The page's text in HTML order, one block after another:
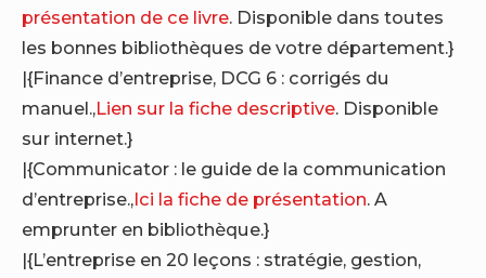
présentation de ce livre. Disponible dans toutes
les bonnes bibliothèques de votre département.}
|{Finance d’entreprise, DCG 6 : corrigés du
manuel.,Lien sur la fiche descriptive. Disponible
sur internet.}
|{Communicator : le guide de la communication
d’entreprise.,Ici la fiche de présentation. A
emprunter en bibliothèque.}
|{L’entreprise en 20 leçons : stratégie, gestion,